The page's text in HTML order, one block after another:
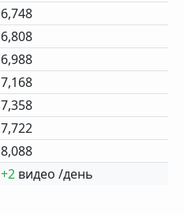
6,748
6,808
6,988
7,168
7,358
7,722
8,088
+2 видео /день